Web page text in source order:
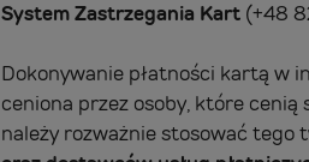
System Zastrzegania Kart (+48
Dokonywanie płatności kartą w
ceniona przez osoby, które
należy rozważnie stosować tego